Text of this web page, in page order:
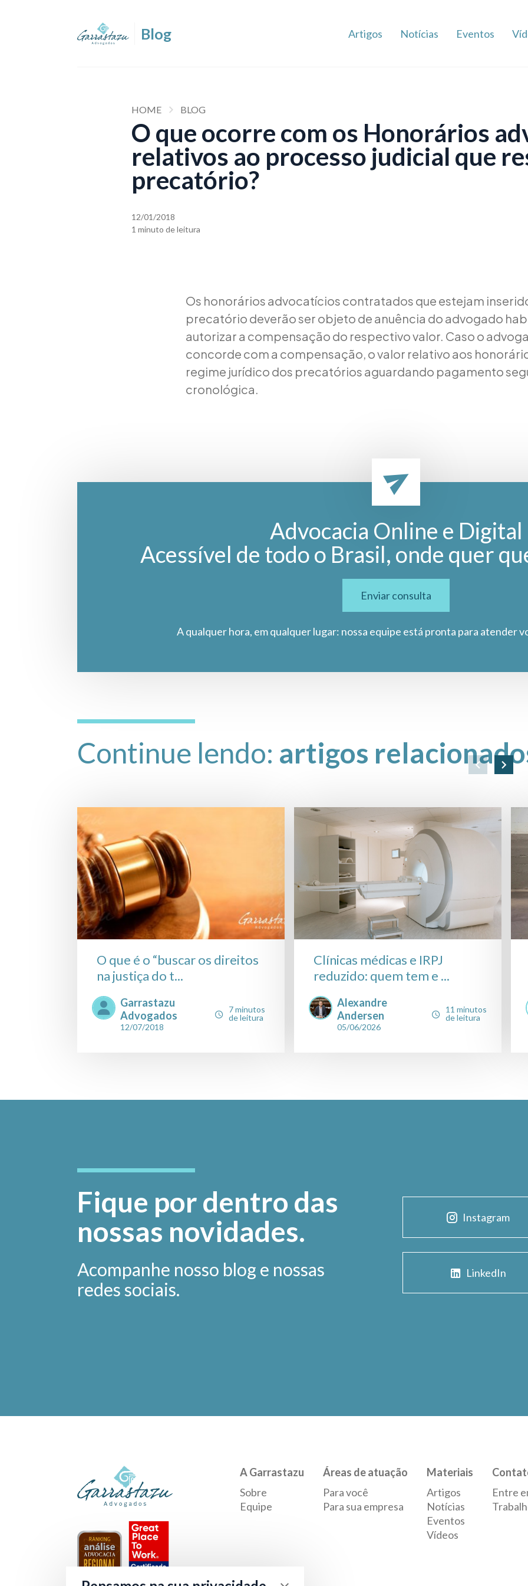
Artigos Notícias Eventos
HOME BLOG
O que ocorre com os Honorários
relativos ao processo judicial que
precatório?
12/01/2018
1 minuto de leitura
Os honorários advocatícios contratados que estejam
precatório deverão ser objeto de anuência do advogado
autorizar a compensação do respectivo valor. Caso o
concorde com a compensação, o valor relativo aos
regime jurídico dos precatórios aguardando pagamento
cronológica.
Advocacia Online e Digital
Acessível de todo o Brasil, onde quer
Enviar consulta
A qualquer hora, em qualquer lugar: nossa equipe está pronta para atender
Continue lendo: artigos
O que é o “buscar os direitos
na justiça do t...
Garrastazu
Advogados
12/07/2018
7 minutos
de leitura
Clínicas médicas e IRPJ
reduzido: quem tem e ...
Alexandre
Andersen
05/06/2026
11 minutos
de leitura
Fique por dentro das
nossas novidades.
Acompanhe nosso blog e nossas
redes sociais.
Instagram
LinkedIn
A Garrastazu
Sobre
Equipe
Áreas de atuação
Para você
Para sua empresa
Materiais
Artigos
Notícias
Eventos
Vídeos
Entre